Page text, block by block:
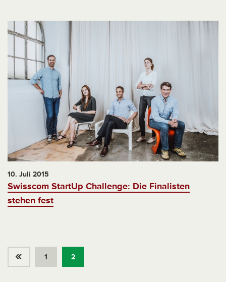
10. Juli 2015
Swisscom StartUp Challenge: Die Finalisten
stehen fest
« 1 2